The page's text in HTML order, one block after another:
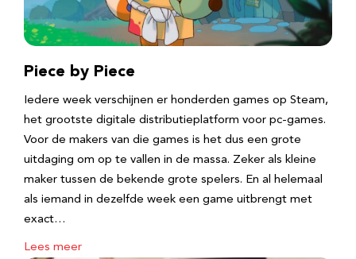
Piece by Piece
Iedere week verschijnen er honderden games op Steam,
het grootste digitale distributieplatform voor pc-games.
Voor de makers van die games is het dus een grote
uitdaging om op te vallen in de massa. Zeker als kleine
maker tussen de bekende grote spelers. En al helemaal
als iemand in dezelfde week een game uitbrengt met
exact…
Lees meer